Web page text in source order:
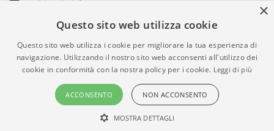
amministrazionicomunali.it è una iniziativa diartemedia.it
© Copyright MMXXIV - P.IVA 05400000724
Informazioni sul servizio |Informativa Privacy| Informativa
Cookies • Time 0.012
×
Questo sito web utilizza cookie
Questo sito web utilizza i cookie per migliorare la tua esperienza di
navigazione. Utilizzando il nostro sito web acconsenti all'utilizzo dei
cookie in conformità con la nostra policy per i cookie. Leggi di più
ACCONSENTO NON ACCONSENTO
MOSTRA DETTAGLI